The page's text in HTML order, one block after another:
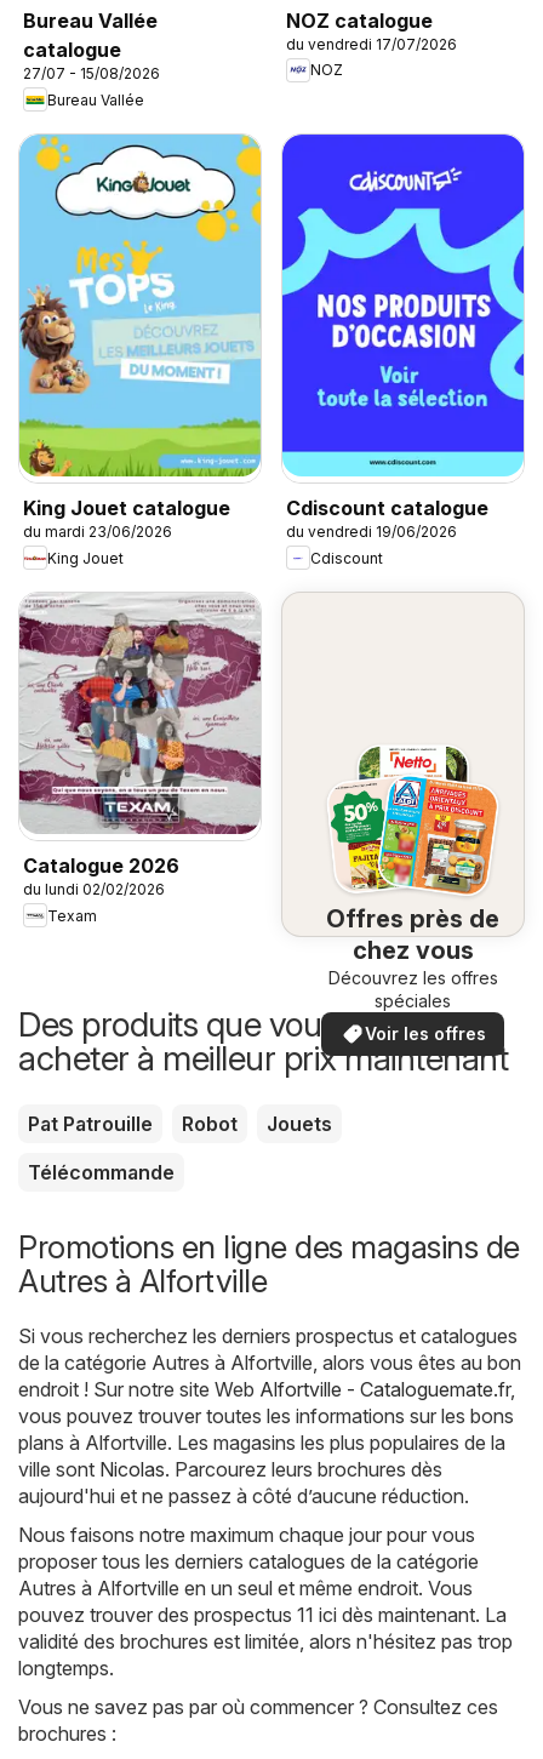
Bureau Vallée
catalogue
27/07 - 15/08/2026
Bureau Vallée
NOZ catalogue
du vendredi 17/07/2026
NOZ
King Jouet catalogue
du mardi 23/06/2026
King Jouet
Cdiscount catalogue
du vendredi 19/06/2026
Cdiscount
Catalogue 2026
du lundi 02/02/2026
Texam
Offres près de
chez vous
Découvrez les offres
spéciales
Voir les offres
Des produits que vous pouvez
acheter à meilleur prix maintenant
Pat Patrouille Robot
Jouets
Télécommande
Promotions en ligne des magasins de
Autres à Alfortville
Si vous recherchez les derniers prospectus et catalogues
de la catégorie Autres à Alfortville, alors vous êtes au bon
endroit ! Sur notre site Web Alfortville - Cataloguemate.fr,
vous pouvez trouver toutes les informations sur les bons
plans à Alfortville. Les magasins les plus populaires de la
ville sont Nicolas. Parcourez leurs brochures dès
aujourd'hui et ne passez à côté d’aucune réduction.
Nous faisons notre maximum chaque jour pour vous
proposer tous les derniers catalogues de la catégorie
Autres à Alfortville en un seul et même endroit. Vous
pouvez trouver des prospectus 11 ici dès maintenant. La
validité des brochures est limitée, alors n'hésitez pas trop
longtemps.
Vous ne savez pas par où commencer ? Consultez ces
brochures :